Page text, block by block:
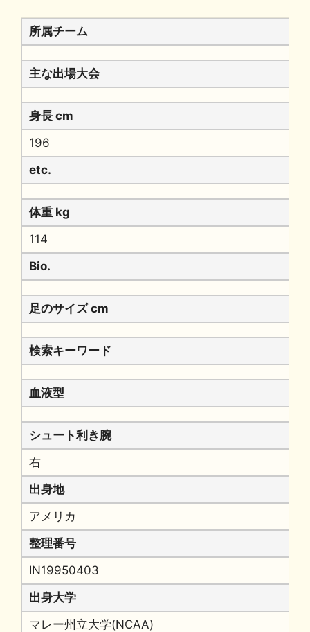
所属チーム
主な出場大会
身長 cm
196
etc.
体重 kg
114
Bio.
足のサイズ cm
検索キーワード
血液型
シュート利き腕
右
出身地
アメリカ
整理番号
IN19950403
出身大学
マレー州立大学(NCAA)